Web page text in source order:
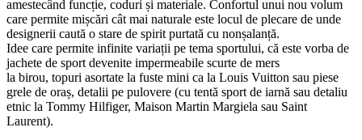
amestecând funcție, coduri și materiale. Confortul unui nou volum
care permite mișcări cât mai naturale este locul de plecare de unde
designerii caută o stare de spirit purtată cu nonșalanță.
Idee care permite infinite variații pe tema sportului, că este vorba de
jachete de sport devenite impermeabile scurte de mers
la birou, topuri asortate la fuste mini ca la Louis Vuitton sau piese
grele de oraș, detalii pe pulovere (cu tentă sport de iarnă sau detaliu
etnic la Tommy Hilfiger, Maison Martin Margiela sau Saint
Laurent).